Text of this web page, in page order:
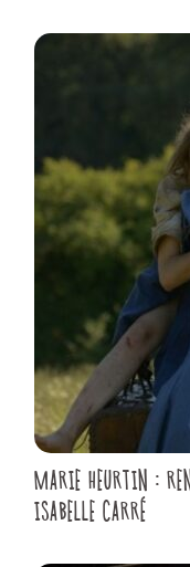
MARIE HEURTIN :
ISABELLE CARRÉ